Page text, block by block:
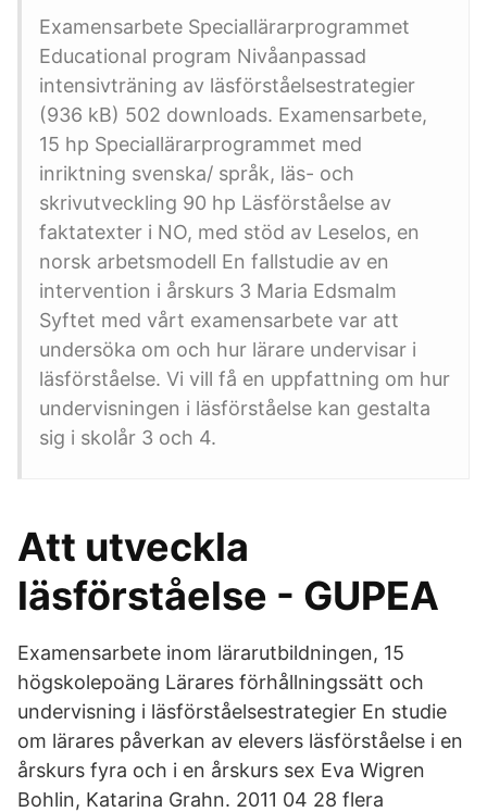
Examensarbete Speciallärarprogrammet
Educational program Nivåanpassad
intensivträning av läsförståelsestrategier
(936 kB) 502 downloads. Examensarbete,
15 hp Speciallärarprogrammet med
inriktning svenska/ språk, läs- och
skrivutveckling 90 hp Läsförståelse av
faktatexter i NO, med stöd av Leselos, en
norsk arbetsmodell En fallstudie av en
intervention i årskurs 3 Maria Edsmalm
Syftet med vårt examensarbete var att
undersöka om och hur lärare undervisar i
läsförståelse. Vi vill få en uppfattning om hur
undervisningen i läsförståelse kan gestalta
sig i skolår 3 och 4.
Att utveckla
läsförståelse - GUPEA
Examensarbete inom lärarutbildningen, 15
högskolepoäng Lärares förhållningssätt och
undervisning i läsförståelsestrategier En studie
om lärares påverkan av elevers läsförståelse i en
årskurs fyra och i en årskurs sex Eva Wigren
Bohlin, Katarina Grahn. 2011 04 28 flera